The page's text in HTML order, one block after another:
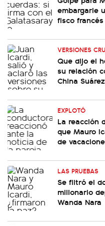
embargarle
fisco francés
VERSIONES
Que dijo el
su relación
China Suárez
EXPLOTÓ
La reacción
que Mauro
de
LAS PRUEBAS
Se filtró el
millonario
Wanda Nara